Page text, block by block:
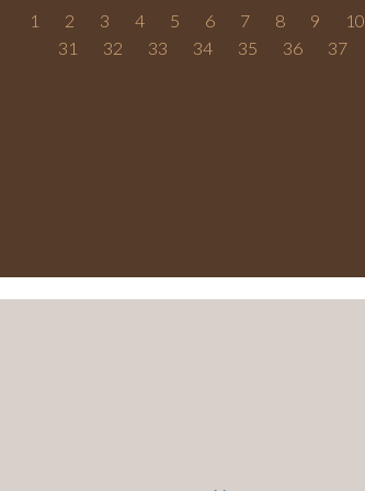
1 2 3 4 5 6 7 8 9 10
31
32 33 34 35 36 37